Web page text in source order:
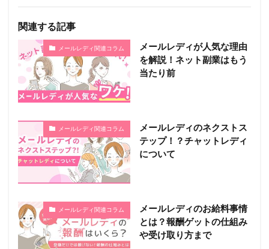
関連する記事
メールレディ関連コラム
メールレディが人気な理由
を解説！ネット副業はもう
当たり前
メールレディ関連コラム
メールレディのネクストス
テップ！？チャットレディ
について
メールレディ関連コラム
メールレディのお給料事情
とは？報酬ゲットの仕組み
や受け取り方まで